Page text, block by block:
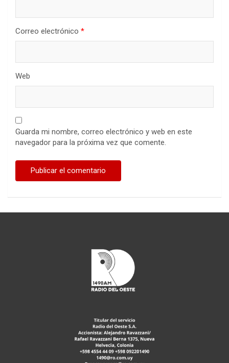
Correo electrónico *
Web
Guarda mi nombre, correo electrónico y web en este
navegador para la próxima vez que comente.